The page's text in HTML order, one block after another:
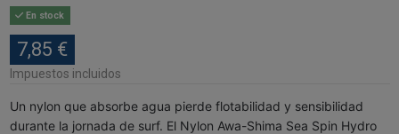
En stock
7,85 €
Impuestos incluidos
Un nylon que absorbe agua pierde flotabilidad y sensibilidad
durante la jornada de surf. El Nylon Awa-Shima Sea Spin Hydro